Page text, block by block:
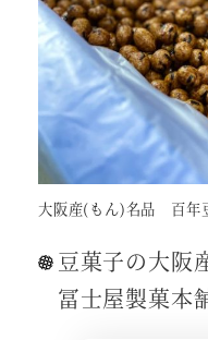
大阪産(もん)名品 百年
豆菓子の大阪
冨士屋製菓本